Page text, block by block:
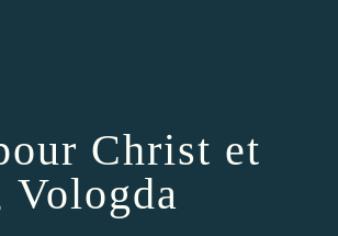
Christ et
Vologda